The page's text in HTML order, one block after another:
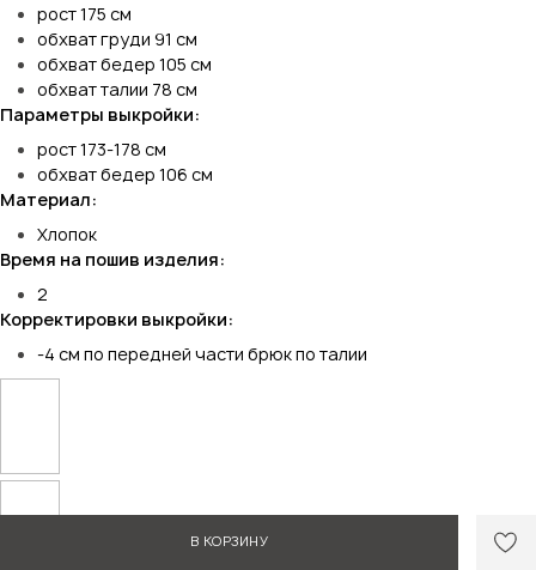
В КОРЗИНУ
рост 175 см
обхват груди 91 см
обхват бедер 105 см
обхват талии 78 см
Параметры выкройки:
рост 173-178 см
обхват бедер 106 см
Материал:
Хлопок
Время на пошив изделия:
2
Корректировки выкройки:
-4 см по передней части брюк по талии